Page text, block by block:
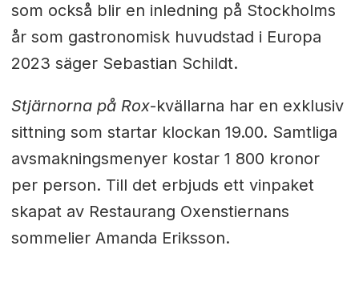
som också blir en inledning på Stockholms
år som gastronomisk huvudstad i Europa
2023 säger Sebastian Schildt.
Stjärnorna på Rox-kvällarna har en exklusiv
sittning som startar klockan 19.00. Samtliga
avsmakningsmenyer kostar 1 800 kronor
per person. Till det erbjuds ett vinpaket
skapat av Restaurang Oxenstiernans
sommelier Amanda Eriksson.